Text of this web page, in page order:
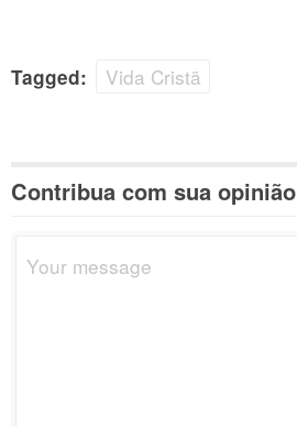
Tagged: Vida Cristã
Contribua com sua opinião